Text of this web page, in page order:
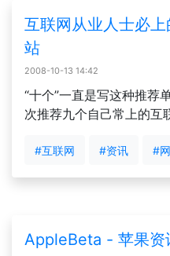
互联网从业人士必
站
2008-10-13 14:42
“十个”一直是写这种推荐
次推荐九个自己常上的互
#互联网 #资讯 #
AppleBeta - 苹果资